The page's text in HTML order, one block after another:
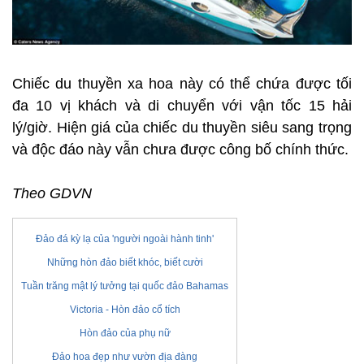
Chiếc du thuyền xa hoa này có thể chứa được tối
đa 10 vị khách và di chuyển với vận tốc 15 hải
lý/giờ. Hiện giá của chiếc du thuyền siêu sang trọng
và độc đáo này vẫn chưa được công bố chính thức.
Theo GDVN
Đảo đá kỳ lạ của 'người ngoài hành tinh'
Những hòn đảo biết khóc, biết cười
Tuần trăng mật lý tưởng tại quốc đảo Bahamas
Victoria - Hòn đảo cổ tích
Hòn đảo của phụ nữ
Đảo hoa đẹp như vườn địa đàng